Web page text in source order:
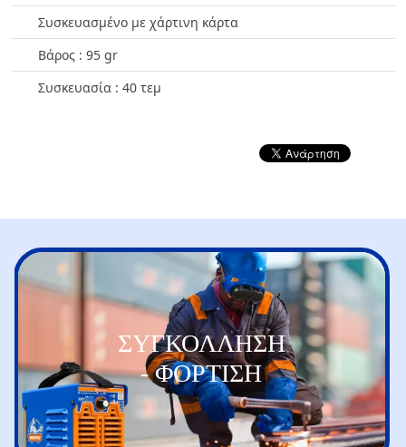
Συσκευασμένο με χάρτινη κάρτα
Βάρος : 95 gr
Συσκευασία : 40 τεμ
ΣΥΓΚΟΛΛΗΣΗ
- ΦΟΡΤΙΣΗ